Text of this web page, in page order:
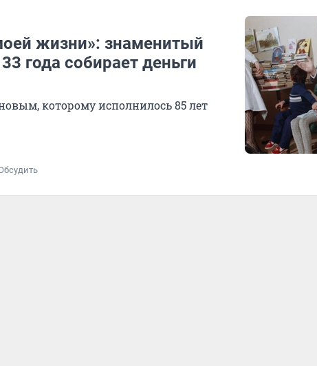
жизни»: знаменитый
года собирает деньги
которому исполнилось 85 лет